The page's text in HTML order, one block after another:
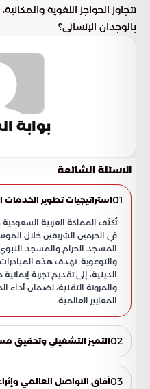
تتجاوز الحواجز اللغوية
بالوجدان الإنساني؟
بوابة
الاسئلة الشائعة
01استراتيجيات تطوير الخدمات
تُكثف المملكة العربية
في الحرمين الشريفين خلال
المسجد الحرام والمسجد النبوي
والتوعوية. تهدف هذه
الدينية، إلى تقديم تجربة
والمرونة التقنية، لضمان
المعايير العالمية.
02التميز التشغيلي وتحقيق
03آفاق التواصل العالمي وإثراء